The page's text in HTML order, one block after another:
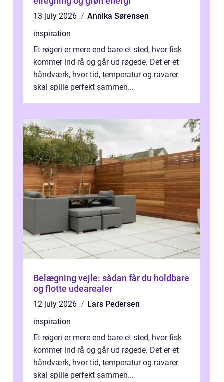
13 july 2026
Annika Sørensen
inspiration
Et røgeri er mere end bare et sted, hvor fisk
kommer ind rå og går ud røgede. Det er et
håndværk, hvor tid, temperatur og råvarer
skal spille perfekt sammen...
Belægning vejle: sådan får du holdbare
og flotte udearealer
12 july 2026
Lars Pedersen
inspiration
Et røgeri er mere end bare et sted, hvor fisk
kommer ind rå og går ud røgede. Det er et
håndværk, hvor tid, temperatur og råvarer
skal spille perfekt sammen...